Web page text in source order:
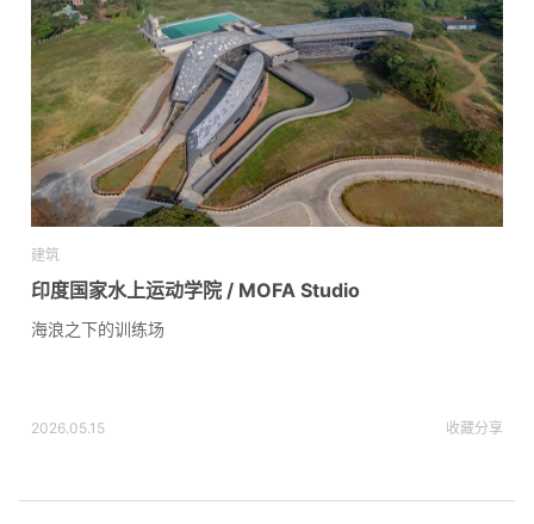
建筑
印度国家水上运动学院 / MOFA Studio
海浪之下的训练场
2026.05.15 收藏分享